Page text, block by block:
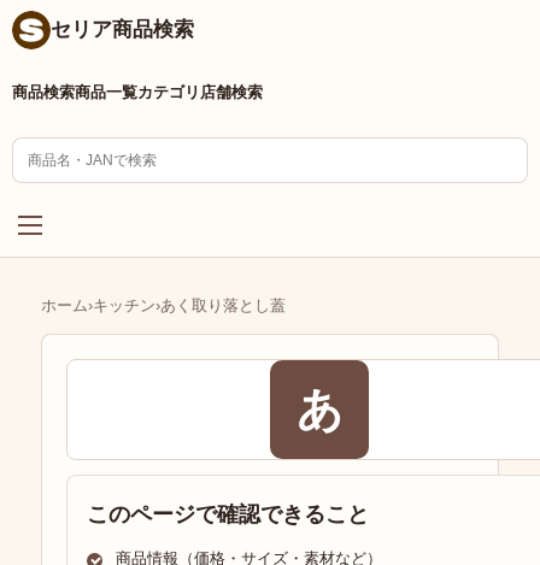
セリア商品検索
商品検索商品一覧カテゴリ 店舗検索
ホーム›キッチン›あく取り落とし蓋
あ
このページで確認できること
商品情報（価格・サイズ・素材など）